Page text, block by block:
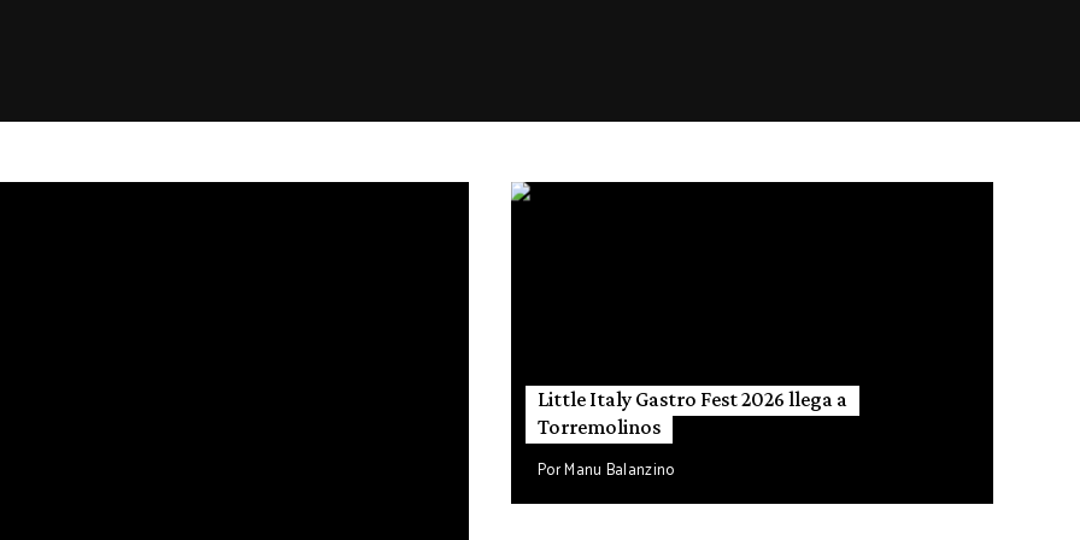
Little Italy Gastro Fest 2026 llega a
Torremolinos
PorManu Balanzino